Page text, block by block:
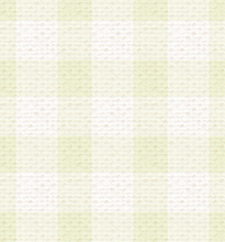
員と同一のメールアドレ
ビスを提供している企
れる本人またはその家族
断する場合
を会員として承認する